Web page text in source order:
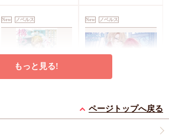
New ノベルス
放置されたので、好き
New ノベルス
悪役令嬢の兄です、ヒ
ロインはそちらです！
もっと見る!
ページトップへ戻る